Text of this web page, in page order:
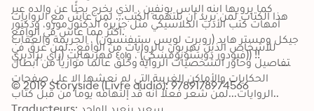
كما يرويها ابنه إلياس بونفين ، الذي يخرج بحثًا عن والده عبر
أمهات كتب الأدب الكلاسيكي مثل جزيرة الدكتور مورو، ودكتور
جيكل ومستر هايد (روبرت لويس ستيفنسون) ، الجريمة والعقاب
(فيودور دوستويوفسكي) ، و٤٥١ فهرنهايت (راي برادبري) !!
هذا الكتاب لمن يريد أن تلتهمه الكتب... لمن عاش مع الروايات
أكثر مما عاش في الواقع.
للأشخاص الذين يهربون بالروايات من الواقع...لمن غرق في
التفاصيل وحاور الشخصيات الرواية وخلق عالماً موازياً من أبطال
الحكايات والأماكن الغربية التي لم نعشها إلا على صفحات
الروايات...لمن شعر فعلاً أنه قد إلتهامه يوماً من قبل كتاب..
© 2019 Storyside (Livre audio): 9789178974566
Traducteurs: سعيد بنعبد الواحد